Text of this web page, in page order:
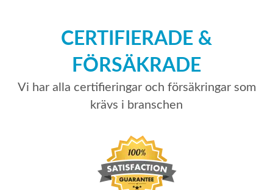
CERTIFIERADE &
FÖRSÄKRADE
Vi har alla certifieringar och försäkringar som
krävs i branschen